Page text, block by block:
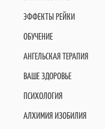
ЭФФЕКТЫ РЕЙКИ
ОБУЧЕНИЕ
АНГЕЛЬСКАЯ ТЕРАПИЯ
ВАШЕ ЗДОРОВЬЕ
ПСИХОЛОГИЯ
АЛХИМИЯ ИЗОБИЛИЯ